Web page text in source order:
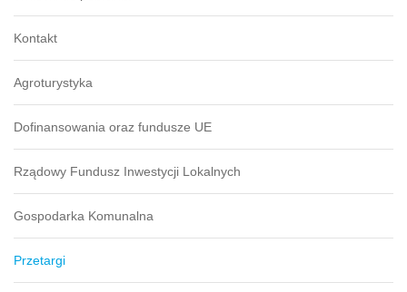
Kontakt
Agroturystyka
Dofinansowania oraz fundusze UE
Rządowy Fundusz Inwestycji Lokalnych
Gospodarka Komunalna
Przetargi